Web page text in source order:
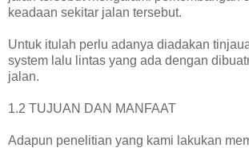
keadaan sekitar jalan tersebut.
Untuk itulah perlu adanya diadakan
system lalu lintas yang ada dengan
jalan.
1.2 TUJUAN DAN MANFAAT
Adapun penelitian yang kami lakukan